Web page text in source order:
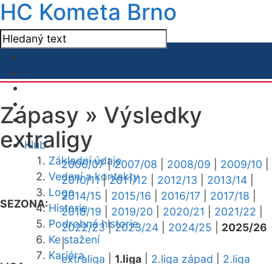
HC Kometa Brno
Klub
Základní údaje
Vedení a kontakty
Logo
Historie
Podrobná historie
Ke stažení
Kariéra
Zápasy » Výsledky
extraligy
SEZONA:
2006/07|2007/08 2008/09 2009/10
2010/11|2011/12 2012/13 2013/14
2014/15
2015/16 2016/17 2017/18
2018/19
2019/20 2020/21 2021/22
2022/23|2023/24 2024/25
2025/26
|
extraliga 1.liga 2.liga západ
2.liga